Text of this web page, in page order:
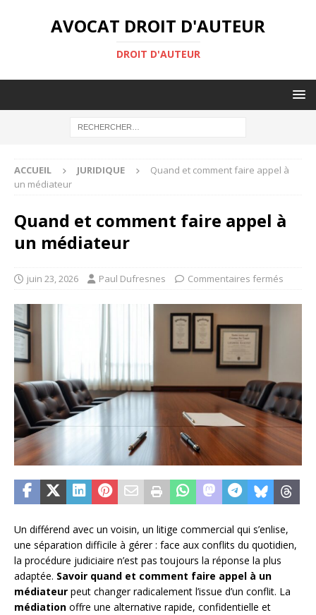
AVOCAT DROIT D'AUTEUR
DROIT D'AUTEUR
ACCUEIL JURIDIQUE
Quand et comment faire appel à
un médiateur
Quand et comment faire appel à
un médiateur
juin 23, 2026 Paul Dufresnes Commentaires fermés
Un différend avec un voisin, un litige commercial qui s’enlise,
une séparation difficile à gérer : face aux conflits du quotidien,
la procédure judiciaire n’est pas toujours la réponse la plus
adaptée. Savoir quand et comment faire appel à un
médiateur peut changer radicalement l’issue d’un conflit. La
médiation offre une alternative rapide, confidentielle et